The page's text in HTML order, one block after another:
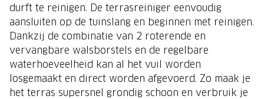
durft te reinigen. De terrasreiniger eenvoudig
aansluiten op de tuinslang en beginnen met reinigen.
Dankzij de combinatie van 2 roterende en
vervangbare walsborstels en de regelbare
waterhoeveelheid kan al het vuil worden
losgemaakt en direct worden afgevoerd. Zo maak je
het terras supersnel grondig schoon en verbruik je